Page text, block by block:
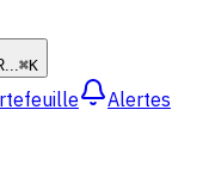
⌘K
Alertes